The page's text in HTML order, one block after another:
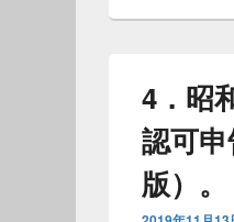
4．昭
認可
版）。